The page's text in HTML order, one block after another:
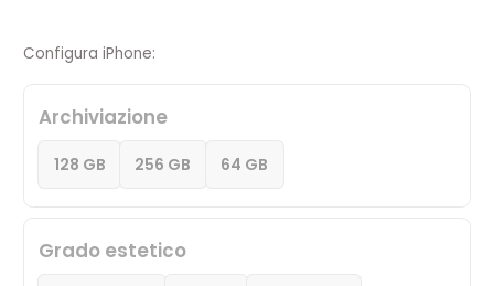
Configura iPhone:
Archiviazione
128 GB 256 GB 64 GB
Grado estetico